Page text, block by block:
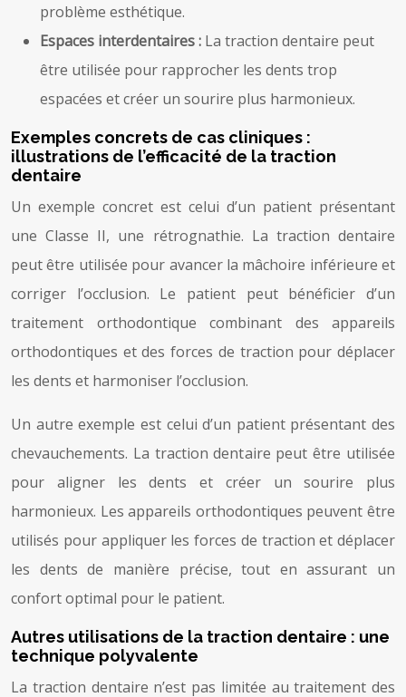
problème esthétique.
Espaces interdentaires : La traction dentaire peut
être utilisée pour rapprocher les dents trop
espacées et créer un sourire plus harmonieux.
Exemples concrets de cas cliniques :
illustrations de l’efficacité de la traction
dentaire
Un exemple concret est celui d’un patient présentant
une Classe II, une rétrognathie. La traction dentaire
peut être utilisée pour avancer la mâchoire inférieure et
corriger l’occlusion. Le patient peut bénéficier d’un
traitement orthodontique combinant des appareils
orthodontiques et des forces de traction pour déplacer
les dents et harmoniser l’occlusion.
Un autre exemple est celui d’un patient présentant des
chevauchements. La traction dentaire peut être utilisée
pour aligner les dents et créer un sourire plus
harmonieux. Les appareils orthodontiques peuvent être
utilisés pour appliquer les forces de traction et déplacer
les dents de manière précise, tout en assurant un
confort optimal pour le patient.
Autres utilisations de la traction dentaire : une
technique polyvalente
La traction dentaire n’est pas limitée au traitement des